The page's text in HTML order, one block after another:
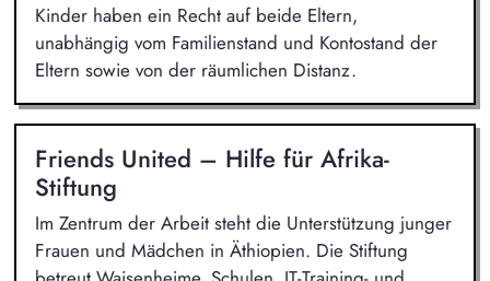
Kinder haben ein Recht auf beide Eltern,
unabhängig vom Familienstand und Kontostand der
Eltern sowie von der räumlichen Distanz.
Friends United – Hilfe für Afrika-
Stiftung
Im Zentrum der Arbeit steht die Unterstützung junger
Frauen und Mädchen in Äthiopien. Die Stiftung